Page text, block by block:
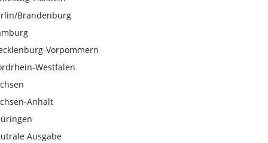
Brandenburg
Vorpommern
Westfalen
Anhalt
Ausgabe